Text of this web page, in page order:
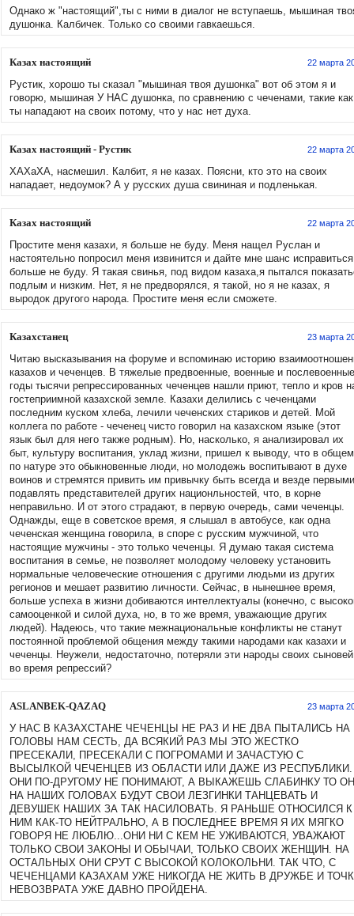
Однако ж "настоящий",ты с ними в диалог не вступаешь, мышиная
душонка. Калбичек. Только со своими гавкаешься.
Казах настоящий 22 марта
Рустик, хорошо ты сказал "мышиная твоя душонка" вот об этом я и
говорю, мышиная У НАС душонка, по сравнению с чеченами, такие как
ты нападают на своих потому, что у нас нет духа.
Казах настоящий - Рустик 22 марта
ХАХаХА, насмешил. Калбит, я не казах. Поясни, кто это на своих
нападает, недоумок? А у русских душа свининая и подленькая.
Казах настоящий 22 марта
Простите меня казахи, я больше не буду. Меня нащел Руслан и
настоятельно попросил меня извинится и дайте мне шанс
больше не буду. Я такая свинья, под видом казаха,я пытался
подлым и низким. Нет, я не предворялся, я такой, но я не казах, я
выродок другого народа. Простите меня если сможете.
Казахстанец 23 марта
Читаю высказывания на форуме и вспоминаю историю
казахов и чеченцев. В тяжелые предвоенные, военные и послевоенные
годы тысячи репрессированных чеченцев нашли приют, тепло и кров
гостеприимной казахской земле. Казахи делились с чеченцами
последним куском хлеба, лечили чеченских стариков и детей. Мой
коллега по работе - чеченец чисто говорил на казахском языке (этот
язык был для него также родным). Но, насколько, я анализировал их
быт, культуру воспитания, уклад жизни, пришел к выводу, что в
по натуре это обыкновенные люди, но молодежь воспитывают в духе
воинов и стремятся привить им привычку быть всегда и везде
подавлять представителей других национльностей, что, в корне
неправильно. И от этого страдают, в первую очередь, сами чеченцы.
Однажды, еще в советское время, я слышал в автобусе, как одна
чеченская женщина говорила, в споре с русским мужчиной, что
настоящие мужчины - это только чеченцы. Я думаю такая система
воспитания в семье, не позволяет молодому человеку установить
нормальные человеческие отношения с другими людьми из других
регионов и мешает развитию личности. Сейчас, в нынешнее время,
больше успеха в жизни добиваются интеллектуалы (конечно, с
самооценкой и силой духа, но, в то же время, уважающие других
людей). Надеюсь, что такие межнациональные конфликты не станут
постоянной проблемой общения между такими народами как казахи и
чеченцы. Неужели, недостаточно, потеряли эти народы своих сыновей
во время репрессий?
ASLANBEK-QAZAQ 23 марта
У НАС В КАЗАХСТАНЕ ЧЕЧЕНЦЫ НЕ РАЗ И НЕ ДВА ПЫТАЛИСЬ НА
ГОЛОВЫ НАМ СЕСТЬ, ДА ВСЯКИЙ РАЗ МЫ ЭТО ЖЕСТКО
ПРЕСЕКАЛИ, ПРЕСЕКАЛИ С ПОГРОМАМИ И ЗАЧАСТУЮ С
ВЫСЫЛКОЙ ЧЕЧЕНЦЕВ ИЗ ОБЛАСТИ ИЛИ ДАЖЕ ИЗ РЕСПУБЛИКИ.
ОНИ ПО-ДРУГОМУ НЕ ПОНИМАЮТ, А ВЫКАЖЕШЬ СЛАБИНКУ ТО
НА НАШИХ ГОЛОВАХ БУДУТ СВОИ ЛЕЗГИНКИ ТАНЦЕВАТЬ И
ДЕВУШЕК НАШИХ ЗА ТАК НАСИЛОВАТЬ. Я РАНЬШЕ ОТНОСИЛСЯ К
НИМ КАК-ТО НЕЙТРАЛЬНО, А В ПОСЛЕДНЕЕ ВРЕМЯ Я ИХ МЯГКО
ГОВОРЯ НЕ ЛЮБЛЮ...ОНИ НИ С КЕМ НЕ УЖИВАЮТСЯ, УВАЖАЮТ
ТОЛЬКО СВОИ ЗАКОНЫ И ОБЫЧАИ, ТОЛЬКО СВОИХ ЖЕНЩИН. НА
ОСТАЛЬНЫХ ОНИ СРУТ С ВЫСОКОЙ КОЛОКОЛЬНИ. ТАК ЧТО, С
ЧЕЧЕНЦАМИ КАЗАХАМ УЖЕ НИКОГДА НЕ ЖИТЬ В ДРУЖБЕ И
НЕВОЗВРАТА УЖЕ ДАВНО ПРОЙДЕНА.